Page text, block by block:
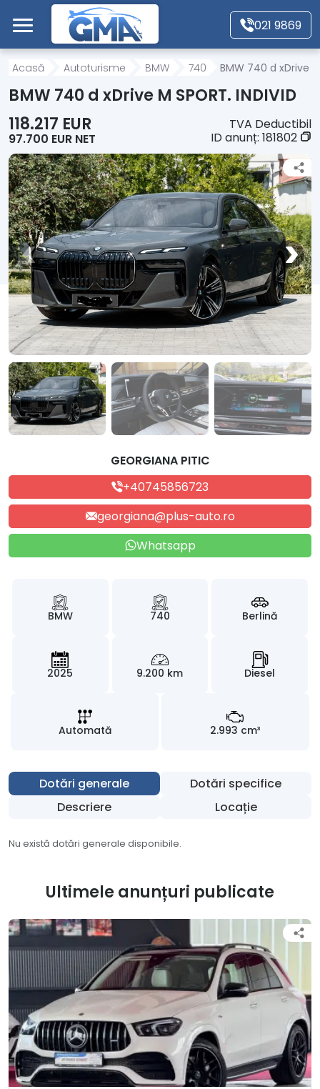
Mergi direct la conținutul principal
021 9869
Acasă
Motociclete
Autoutilitare
Alte tipuri vehicule
Despre Noi
Contact
Acasă Autoturisme BMW 740 BMW 740 d xDrive M
BMW 740 d xDrive M SPORT. INDIVID
118.217 EUR
97.700 EUR NET
TVA Deductibil
ID anunț: 181802
GEORGIANA PITIC
+40745856723
georgiana@plus-auto.ro
Whatsapp
BMW 740 Berlină
2025 9.200 km Diesel
Automată 2.993 cm³
Dotări generale
Dotări specifice
Descriere
Locație
Nu există dotări generale disponibile.
Ultimele anunțuri publicate